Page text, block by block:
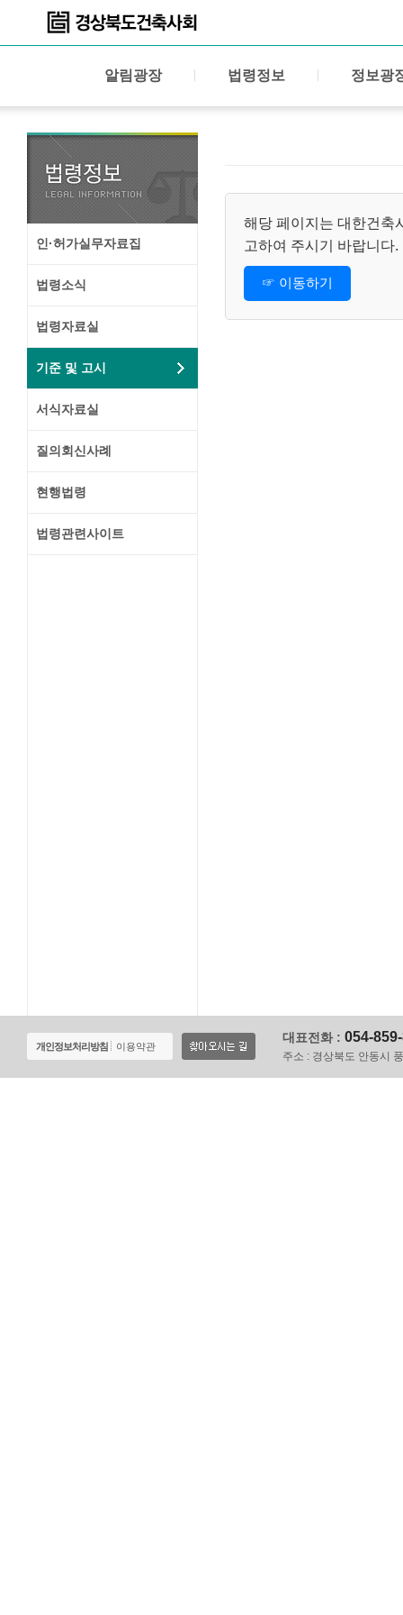
알림광장 법령정보 정보광
인·허가실무자료집
법령소식
법령자료실
기준 및 고시
서식자료실
질의회신사례
현행법령
법령관련사이트
해당 페이지는 대한건축
고하여 주시기 바랍니다.
☞ 이동하기
개인정보처리방침 이용약관
대표전화 : 054-
주소 : 경상북도 안동시